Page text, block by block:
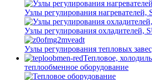
Узлы регулирования нагревателей,
Узлы регулирования охладителей,
Узлы регулирования тепловых
Тепловое,
теплообменное оборудование